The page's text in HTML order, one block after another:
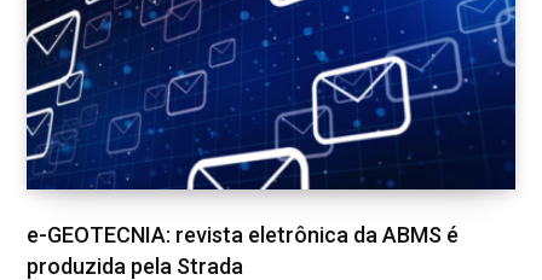
e-GEOTECNIA: revista eletrônica da ABMS é
produzida pela Strada